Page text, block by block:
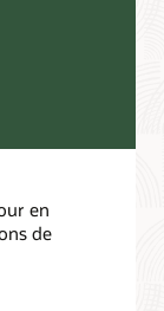
en
de